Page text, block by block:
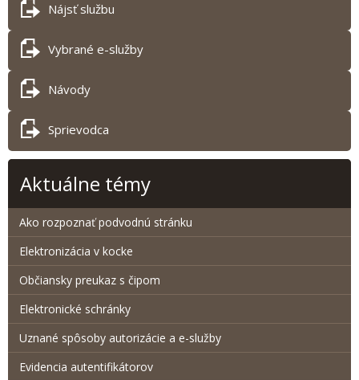
Nájsť službu
Vybrané e-služby
Návody
Sprievodca
Aktuálne témy
Ako rozpoznať podvodnú stránku
Elektronizácia v kocke
Občiansky preukaz s čipom
Elektronické schránky
Uznané spôsoby autorizácie a e-služby
Evidencia autentifikátorov